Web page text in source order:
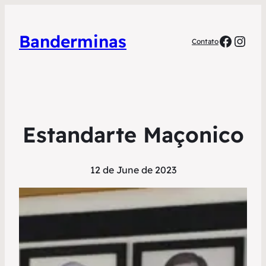
Banderminas Contato
Estandarte Maçonico
12 de June de 2023